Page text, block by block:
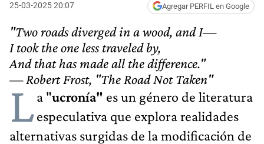
25-03-2025 20:07 Agregar PERFIL en Google
"Two roads diverged in a wood, and I—
I took the one less traveled by,
And that has made all the difference."
— Robert Frost, "The Road Not Taken"
La "ucronía" es un género de literatura
especulativa que explora realidades
alternativas surgidas de la modificación de